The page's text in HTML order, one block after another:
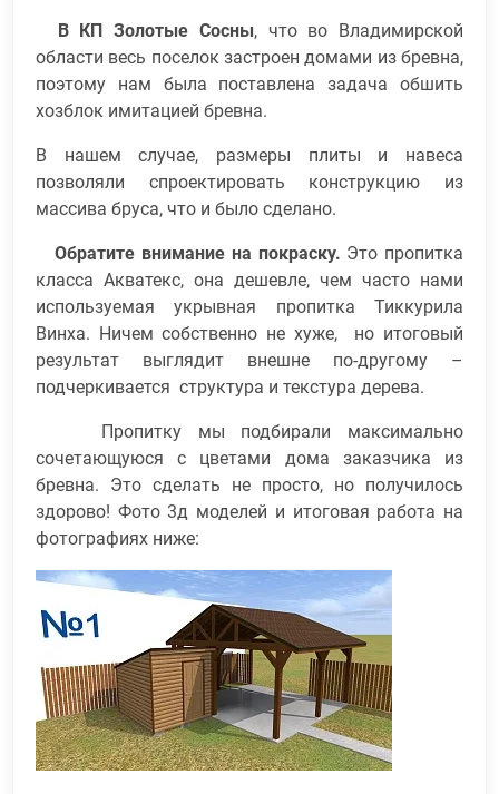
В КП Золотые Сосны, что во Владимирской
области весь поселок застроен домами из бревна,
поэтому нам была поставлена задача обшить
хозблок имитацией бревна.
В нашем случае, размеры плиты и навеса
позволяли спроектировать конструкцию из
массива бруса, что и было сделано.
Обратите внимание на покраску. Это пропитка
класса Акватекс, она дешевле, чем часто нами
используемая укрывная пропитка Тиккурила
Винха. Ничем собственно не хуже, но итоговый
результат выглядит внешне по-другому –
подчеркивается структура и текстура дерева.
Пропитку мы подбирали максимально
сочетающуюся с цветами дома заказчика из
бревна. Это сделать не просто, но получилось
здорово! Фото 3д моделей и итоговая работа на
фотографиях ниже: